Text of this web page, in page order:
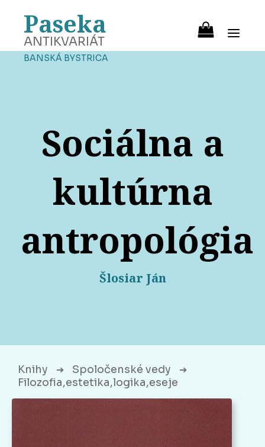
Paseka
ANTIKVARIÁT
BANSKÁ BYSTRICA
Sociálna a
kultúrna
antropológia
Šlosiar Ján
Knihy ➔ Spoločenské vedy ➔
Filozofia,estetika,logika,eseje